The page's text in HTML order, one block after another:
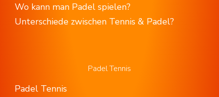
Wo kann man Padel spielen?
Unterschiede zwischen Tennis & Padel?
Padel Tennis
Padel Tennis